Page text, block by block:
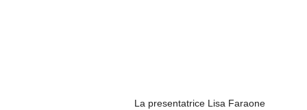
La presentatrice Lisa Faraone